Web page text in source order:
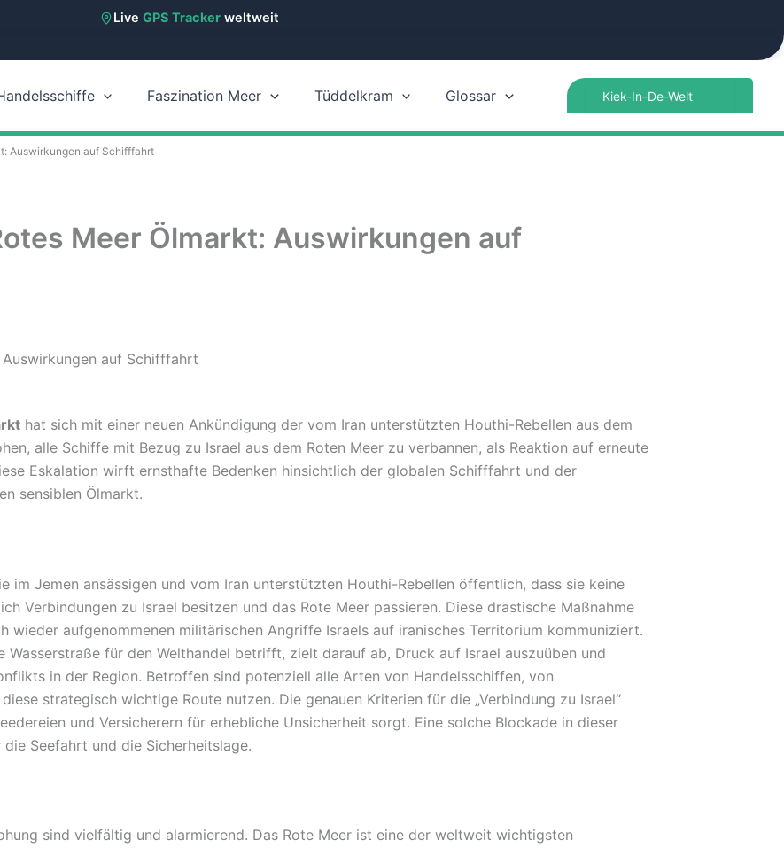
Live GPS Trackerweltweit
Faszination Meer Tüddelkram Glossar
Auswirkungen auf Schifffahrt
Meer Ölmarkt: Auswirkungen auf
hat sich mit einer neuen Ankündigung der vom Iran unterstützten Houthi-Rebellen aus dem
alle Schiffe mit Bezug zu Israel aus dem Roten Meer zu verbannen, als Reaktion auf erneute
Eskalation wirft ernsthafte Bedenken hinsichtlich der globalen Schifffahrt und der
sensiblen Ölmarkt.
im Jemen ansässigen und vom Iran unterstützten Houthi-Rebellen öffentlich, dass sie keine
Verbindungen zu Israel besitzen und das Rote Meer passieren. Diese drastische Maßnahme
aufgenommenen militärischen Angriffe Israels auf iranisches Territorium kommuniziert.
Wasserstraße für den Welthandel betrifft, zielt darauf ab, Druck auf Israel auszuüben und
in der Region. Betroffen sind potenziell alle Arten von Handelsschiffen, von
strategisch wichtige Route nutzen. Die genauen Kriterien für die „Verbindung zu Israel“
und Versicherern für erhebliche Unsicherheit sorgt. Eine solche Blockade in dieser
Seefahrt und die Sicherheitslage.
sind vielfältig und alarmierend. Das Rote Meer ist eine der weltweit wichtigsten